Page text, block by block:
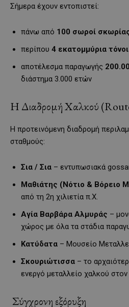
Σήμερα έχουν εντοπιστεί:
πάνω από 100 σωροί
περίπου 4 εκατομμύρια
αποτέλεσμα παραγωγής
διάστημα 3.000 ετών
Η Διαδρομή Χαλκού
Η προτεινόμενη διαδρομή
σταθμούς:
Σια / Σια – εντυπωσιακά
Μαθιάτης (Νότιο & Βόρειο
από τη 2η χιλιετία π.Χ.
Αγία Βαρβάρα Αλμυράς –
χώρος με όλα τα στάδια
Κατύδατα – Μουσείο
Σκουριώτισσα – το
ενεργό μεταλλείο χαλκού
Σύγχρονη εξόρυξη